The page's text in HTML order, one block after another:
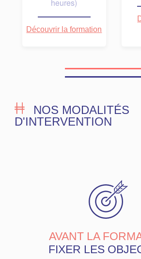
heures)
Découvrir la formation
NOS MODALITÉS
D'INTERVENTION
AVANT LA
FIXER LES